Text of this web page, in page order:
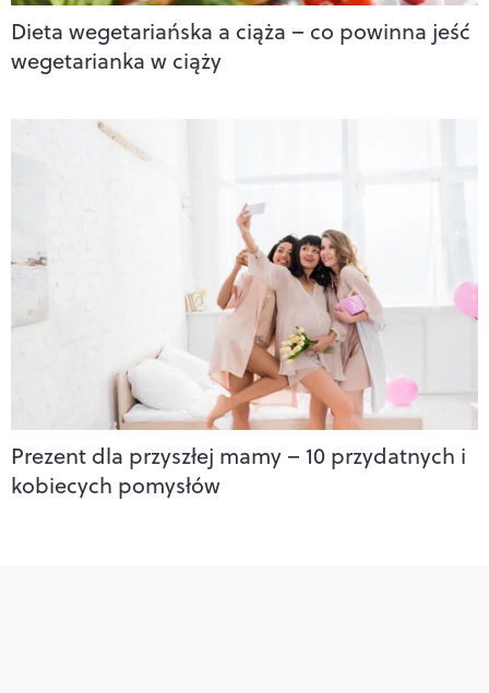
Dieta wegetariańska a ciąża – co powinna jeść
wegetarianka w ciąży
Prezent dla przyszłej mamy – 10 przydatnych i
kobiecych pomysłów